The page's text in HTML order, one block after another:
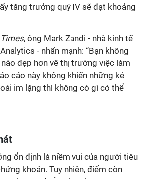
tăng trưởng quý IV sẽ đạt khoảng
, ông Mark Zandi - nhà kinh tế
- nhấn mạnh: “Bạn không
đẹp hơn về thị trường việc làm
cáo này không khiến những kẻ
im lặng thì không có gì có thể
ổn định là niềm vui của người tiêu
khoán. Tuy nhiên, điểm còn